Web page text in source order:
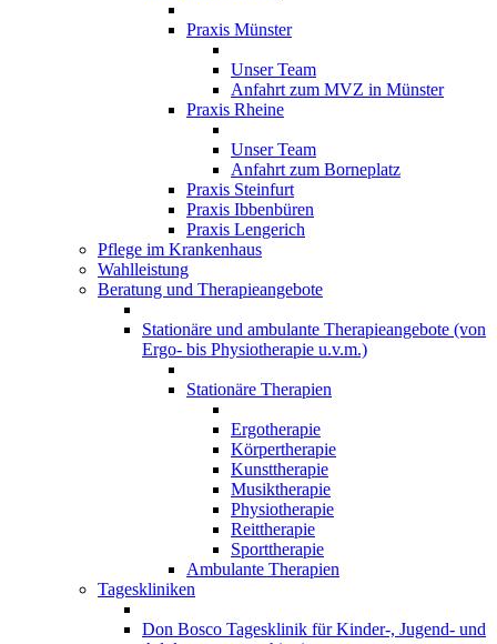
Praxis Münster
Unser Team
Anfahrt zum MVZ in Münster
Praxis Rheine
Unser Team
Anfahrt zum Borneplatz
Praxis Steinfurt
Praxis Ibbenbüren
Praxis Lengerich
Pflege im Krankenhaus
Wahlleistung
Beratung und Therapieangebote
Stationäre und ambulante Therapieangebote (von
Ergo- bis Physiotherapie u.v.m.)
Stationäre Therapien
Ergotherapie
Körpertherapie
Kunsttherapie
Musiktherapie
Physiotherapie
Reittherapie
Sporttherapie
Ambulante Therapien
Tageskliniken
Don Bosco Tagesklinik für Kinder-, Jugend- und